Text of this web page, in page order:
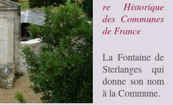
re Historique
des Communes
de France
La Fontaine de
Sterlanges qui
donne son nom
à la Commune.